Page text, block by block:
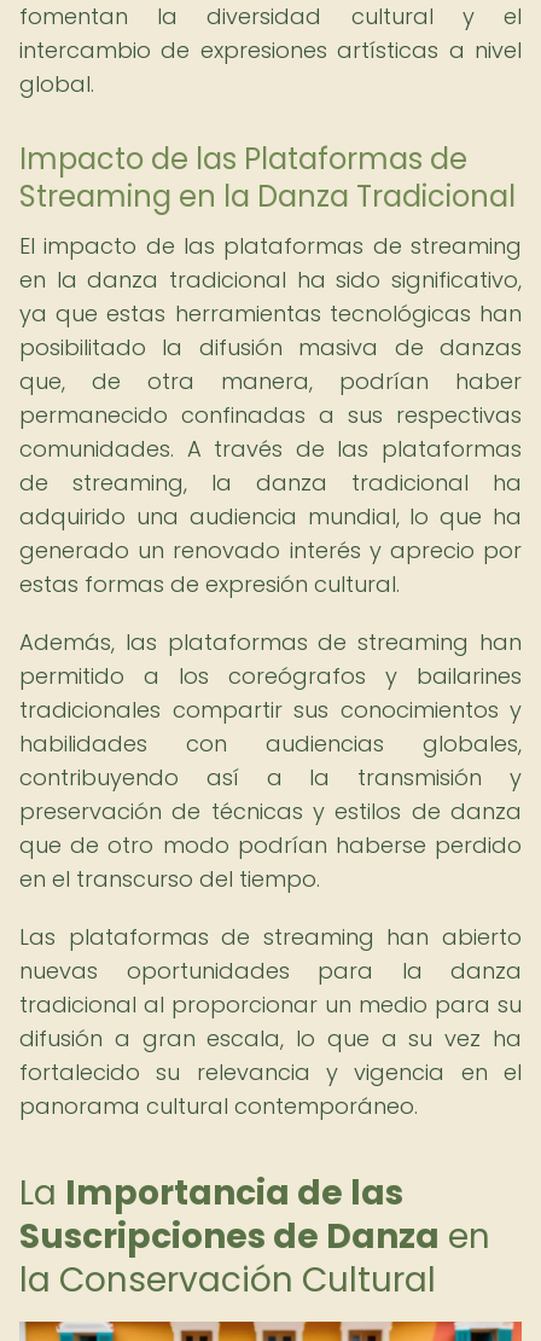
fomentan la diversidad cultural y el
intercambio de expresiones artísticas a nivel
global.
Impacto de las Plataformas de
Streaming en la Danza Tradicional
El impacto de las plataformas de streaming
en la danza tradicional ha sido significativo,
ya que estas herramientas tecnológicas han
posibilitado la difusión masiva de danzas
que, de otra manera, podrían haber
permanecido confinadas a sus respectivas
comunidades. A través de las plataformas
de streaming, la danza tradicional ha
adquirido una audiencia mundial, lo que ha
generado un renovado interés y aprecio por
estas formas de expresión cultural.
Además, las plataformas de streaming han
permitido a los coreógrafos y bailarines
tradicionales compartir sus conocimientos y
habilidades con audiencias globales,
contribuyendo así a la transmisión y
preservación de técnicas y estilos de danza
que de otro modo podrían haberse perdido
en el transcurso del tiempo.
Las plataformas de streaming han abierto
nuevas oportunidades para la danza
tradicional al proporcionar un medio para su
difusión a gran escala, lo que a su vez ha
fortalecido su relevancia y vigencia en el
panorama cultural contemporáneo.
La Importancia de las
Suscripciones de Danza en
la Conservación Cultural